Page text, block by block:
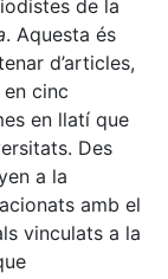
de la
. Aquesta és
d’articles,
cinc
en llatí que
Des
a la
amb el
vinculats a la